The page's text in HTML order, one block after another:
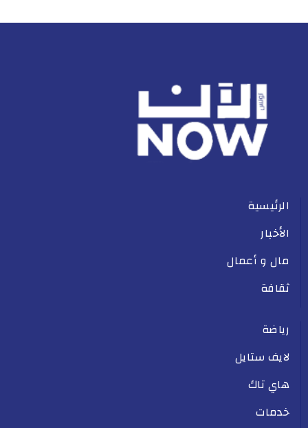
الرئيسية
الأخبار
مال و أعمال
ثقافة
رياضة
لايف ستايل
هاي تاك
خدمات